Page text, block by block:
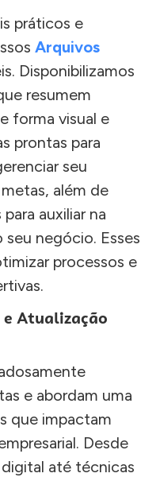
práticos e
Arquivos
Disponibilizamos
resumem
forma visual e
prontas para
seu
além de
auxiliar na
negócio. Esses
processos e
Atualização
e abordam uma
que impactam
Desde
até técnicas